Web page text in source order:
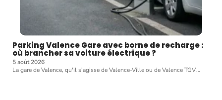
Parking Valence Gare avec borne de recharge :
où brancher sa voiture électrique ?
5 août 2026
La gare de Valence, qu'il s'agisse de Valence-Ville ou de Valence TGV…